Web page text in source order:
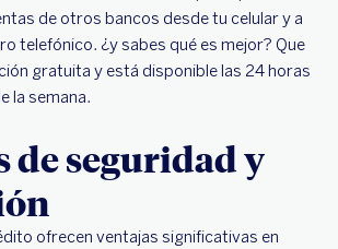
de otros bancos desde tu celular y a
telefónico. ¿y sabes qué es mejor? Que
gratuita y está disponible las 24 horas
la semana.
de seguridad y
ofrecen ventajas significativas en